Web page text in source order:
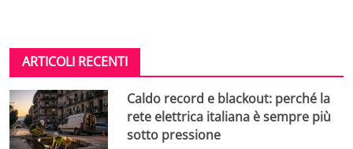
ARTICOLI RECENTI
Caldo record e blackout: perché la
rete elettrica italiana è sempre più
sotto pressione